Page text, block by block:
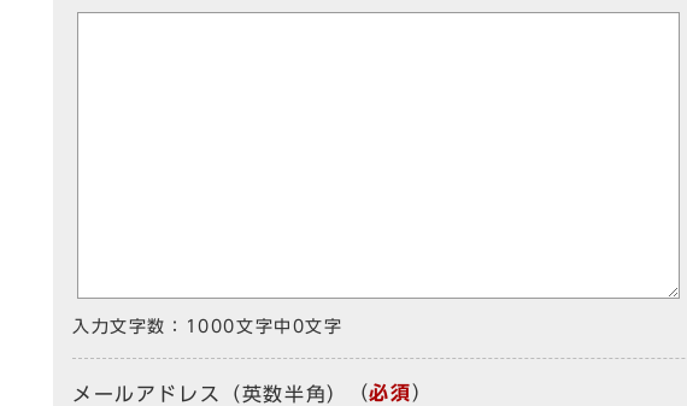
入力文字数： 1000文字中 0文字
メールアドレス（英数半角） （必須）